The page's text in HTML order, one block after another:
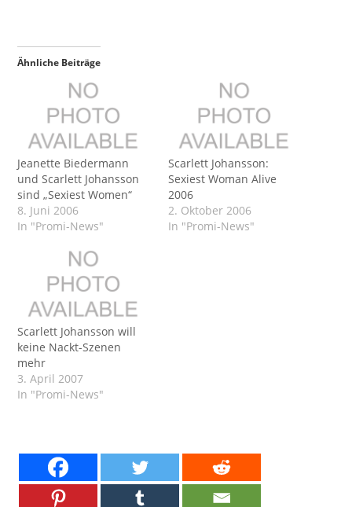
Ähnliche Beiträge
Jeanette Biedermann
und Scarlett Johansson
sind „Sexiest Women“
8. Juni 2006
In "Promi-News"
Scarlett Johansson:
Sexiest Woman Alive
2006
2. Oktober 2006
In "Promi-News"
Scarlett Johansson will
keine Nackt-Szenen
mehr
3. April 2007
In "Promi-News"